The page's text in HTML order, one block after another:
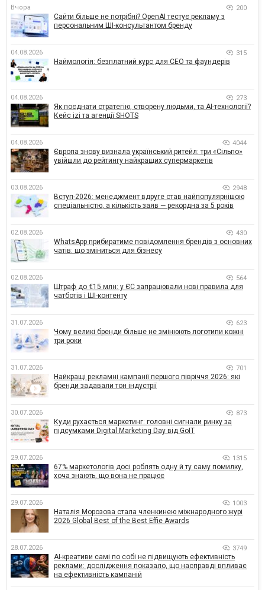
Вчора 200
Сайти більше не потрібні? OpenAI тестує рекламу з
персональним ШІ-консультантом бренду
04.08.2026 315
Наймологія: безплатний курс для CEO та фаундерів
04.08.2026 273
Як поєднати стратегію, створену людьми, та AI-технології?
Кейс izi та агенції SHOTS
04.08.2026 4044
Європа знову визнала український ритейл: три «Сільпо»
увійшли до рейтингу найкращих супермаркетів
03.08.2026 2948
Вступ-2026: менеджмент вдруге став найпопулярнішою
спеціальністю, а кількість заяв — рекордна за 5 років
02.08.2026 430
WhatsApp прибиратиме повідомлення брендів з основних
чатів: що зміниться для бізнесу
02.08.2026 564
Штраф до €15 млн: у ЄС запрацювали нові правила для
чатботів і ШІ-контенту
31.07.2026 623
Чому великі бренди більше не змінюють логотипи кожні
три роки
31.07.2026 701
Найкращі рекламні кампанії першого півріччя 2026: які
бренди задавали тон індустрії
30.07.2026 873
Куди рухається маркетинг: головні сигнали ринку за
підсумками Digital Marketing Day від GoIT
29.07.2026 1315
67% маркетологів досі роблять одну й ту саму помилку,
хоча знають, що вона не працює
29.07.2026 1003
Наталія Морозова стала членкинею міжнародного журі
2026 Global Best of the Best Effie Awards
28.07.2026 3749
AI-креативи самі по собі не підвищують ефективність
реклами: дослідження показало, що насправді впливає
на ефективність кампаній